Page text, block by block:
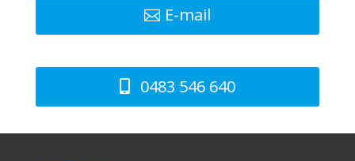
E-mail
0483 546 640